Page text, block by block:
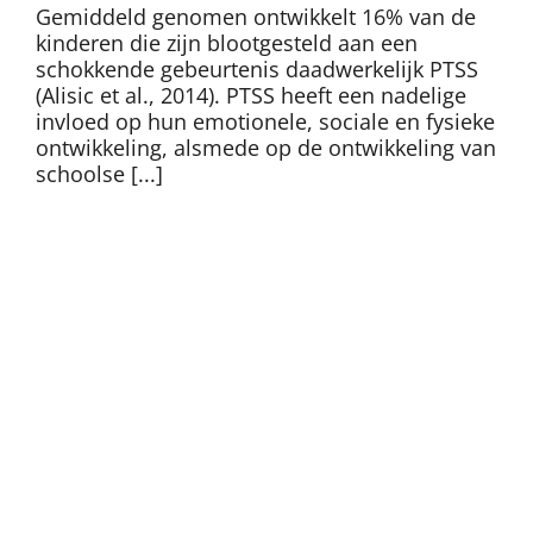
Gemiddeld genomen ontwikkelt 16% van de
kinderen die zijn blootgesteld aan een
schokkende gebeurtenis daadwerkelijk PTSS
(Alisic et al., 2014). PTSS heeft een nadelige
invloed op hun emotionele, sociale en fysieke
ontwikkeling, alsmede op de ontwikkeling van
schoolse [...]